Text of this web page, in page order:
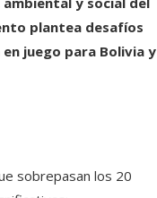
plantea desafíos
juego para Bolivia y
sobrepasan los 20